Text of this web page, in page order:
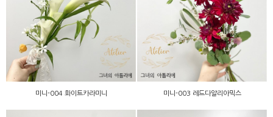
미니-004 화이트카라미니
미니-004 화이트카라미니
미니-003 레드다알리아믹
스
미니-003 레드다알리아믹스